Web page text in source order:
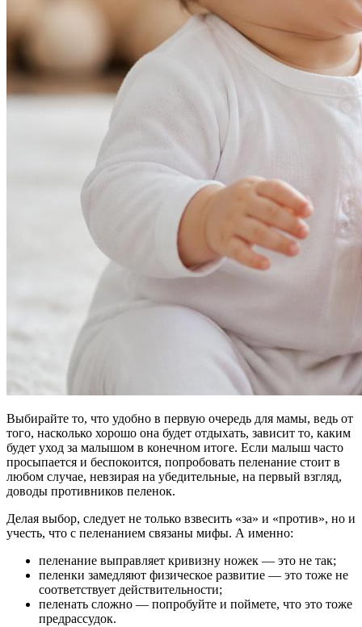
Выбирайте то, что удобно в первую очередь для мамы, ведь от
того, насколько хорошо она будет отдыхать, зависит то, каким
будет уход за малышом в конечном итоге. Если малыш часто
просыпается и беспокоится, попробовать пеленание стоит в
любом случае, невзирая на убедительные, на первый взгляд,
доводы противников пеленок.
Делая выбор, следует не только взвесить «за» и «против», но и
учесть, что с пеленанием связаны мифы. А именно:
пеленание выправляет кривизну ножек — это не так;
пеленки замедляют физическое развитие — это тоже не
соответствует действительности;
пеленать сложно — попробуйте и поймете, что это тоже
предрассудок.